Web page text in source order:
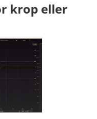
krop eller